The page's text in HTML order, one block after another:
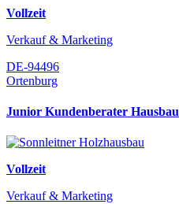
Vollzeit
Verkauf & Marketing
DE-94496
Ortenburg
Junior Kundenberater Hausbau
Vollzeit
Verkauf & Marketing